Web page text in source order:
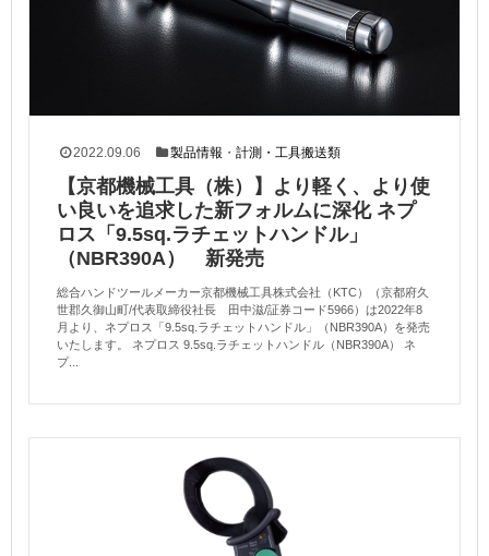
2022.09.06 製品情報 ・計測・工具搬送類
【京都機械工具（株）】より軽く、より使
い良いを追求した新フォルムに深化 ネプ
ロス「9.5sq.ラチェットハンドル」
（NBR390A） 新発売
総合ハンドツールメーカー京都機械工具株式会社（KTC）（京都府久
世郡久御山町/代表取締役社長 田中滋/証券コード5966）は2022年8
月より、ネプロス「9.5sq.ラチェットハンドル」（NBR390A）を発売
いたします。 ネプロス 9.5sq.ラチェットハンドル（NBR390A） ネ
プ...